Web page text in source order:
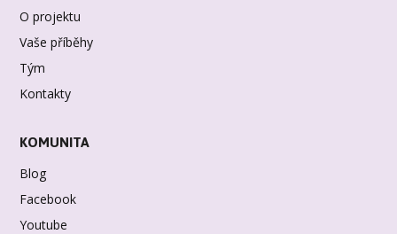
O projektu
Vaše příběhy
Tým
Kontakty
KOMUNITA
Blog
Facebook
Youtube